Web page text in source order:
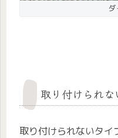
取り付けられな
取り付けられないタイ